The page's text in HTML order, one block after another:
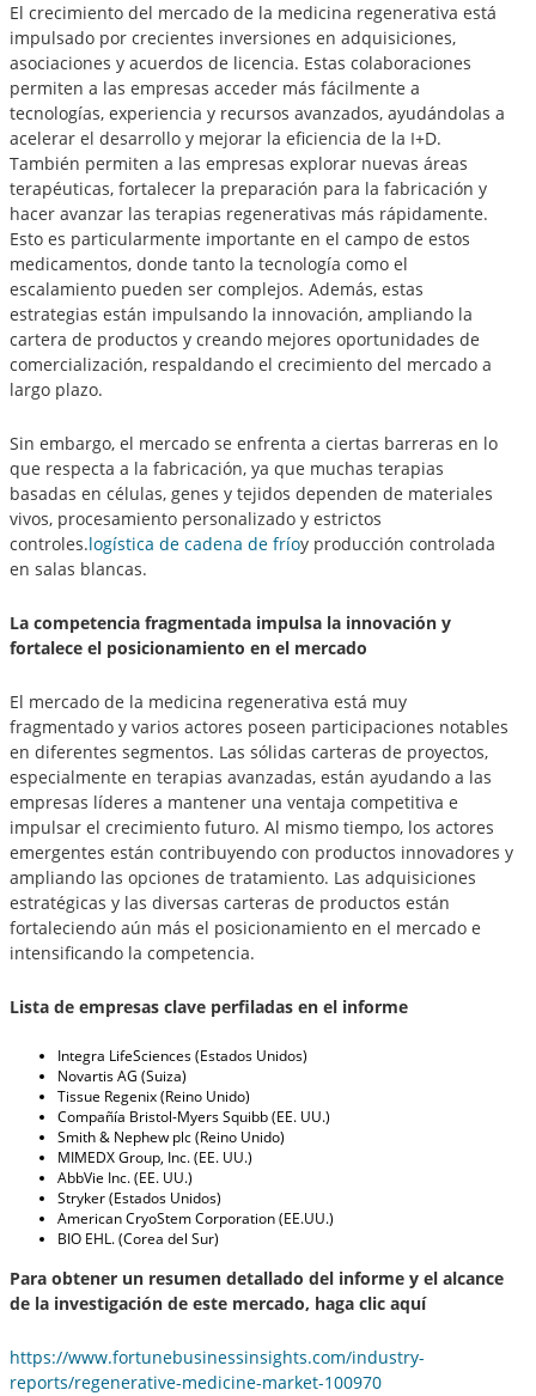
El crecimiento del mercado de la medicina regenerativa está
impulsado por crecientes inversiones en adquisiciones,
asociaciones y acuerdos de licencia. Estas colaboraciones
permiten a las empresas acceder más fácilmente a
tecnologías, experiencia y recursos avanzados, ayudándolas a
acelerar el desarrollo y mejorar la eficiencia de la I+D.
También permiten a las empresas explorar nuevas áreas
terapéuticas, fortalecer la preparación para la fabricación y
hacer avanzar las terapias regenerativas más rápidamente.
Esto es particularmente importante en el campo de estos
medicamentos, donde tanto la tecnología como el
escalamiento pueden ser complejos. Además, estas
estrategias están impulsando la innovación, ampliando la
cartera de productos y creando mejores oportunidades de
comercialización, respaldando el crecimiento del mercado a
largo plazo.
Sin embargo, el mercado se enfrenta a ciertas barreras en lo
que respecta a la fabricación, ya que muchas terapias
basadas en células, genes y tejidos dependen de materiales
vivos, procesamiento personalizado y estrictos
controles.logística de cadena de fríoy producción controlada
en salas blancas.
La competencia fragmentada impulsa la innovación y
fortalece el posicionamiento en el mercado
El mercado de la medicina regenerativa está muy
fragmentado y varios actores poseen participaciones notables
en diferentes segmentos. Las sólidas carteras de proyectos,
especialmente en terapias avanzadas, están ayudando a las
empresas líderes a mantener una ventaja competitiva e
impulsar el crecimiento futuro. Al mismo tiempo, los actores
emergentes están contribuyendo con productos innovadores y
ampliando las opciones de tratamiento. Las adquisiciones
estratégicas y las diversas carteras de productos están
fortaleciendo aún más el posicionamiento en el mercado e
intensificando la competencia.
Lista de empresas clave perfiladas en el informe
Integra LifeSciences (Estados Unidos)
Novartis AG (Suiza)
Tissue Regenix (Reino Unido)
Compañía Bristol-Myers Squibb (EE. UU.)
Smith & Nephew plc (Reino Unido)
MIMEDX Group, Inc. (EE. UU.)
AbbVie Inc. (EE. UU.)
Stryker (Estados Unidos)
American CryoStem Corporation (EE.UU.)
BIO EHL. (Corea del Sur)
Para obtener un resumen detallado del informe y el alcance
de la investigación de este mercado, haga clic aquí
https://www.fortunebusinessinsights.com/industry-
reports/regenerative-medicine-market-100970